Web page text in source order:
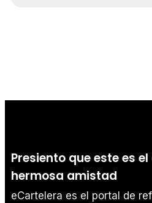
Presiento que este es
hermosa amistad
eCartelera es el portal de